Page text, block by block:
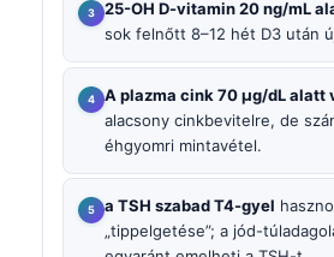
25-OH D-vitamin 20 ng/mL
sok felnőtt 8–12 hét D3 után
A plazma cink 70 µg/dL alatt
alacsony cinkbevitelre, de
éhgyomri mintavétel.
a TSH szabad T4-gyel
„tippelgetése”; a jód-